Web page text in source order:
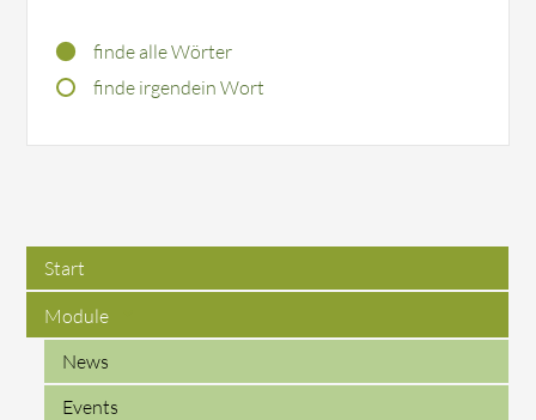
Optionenfinde alle Wörter
finde irgendein Wort
Start
Module
News
Events